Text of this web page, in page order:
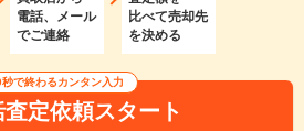
電話、メール
でご連絡
比べて売却先
を決める
で終わるカンタン入力
査定依頼スタート